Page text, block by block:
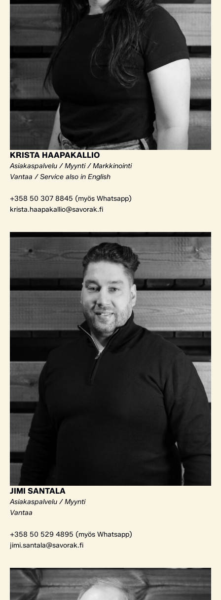
KRISTA HAAPAKALLIO
Asiakaspalvelu / Myynti / Markkinointi
Vantaa / Service also in English
+358 50 307 8845 (myös Whatsapp)
krista.haapakallio@savorak.fi
JIMI SANTALA
Asiakaspalvelu / Myynti
Vantaa
+358 50 529 4895 (myös Whatsapp)
jimi.santala@savorak.fi